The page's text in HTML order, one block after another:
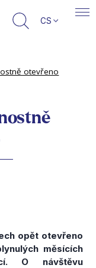
CS
otevřeno
opět otevřeno
měsících
O návštěvu